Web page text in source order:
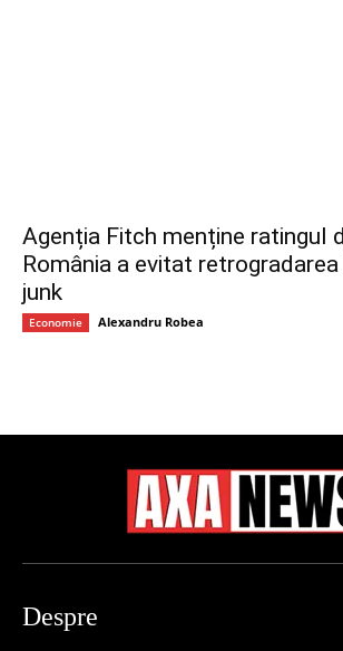
Agenția Fitch menține ratingul
România a evitat
junk
Economie Alexandru Robea
Despre